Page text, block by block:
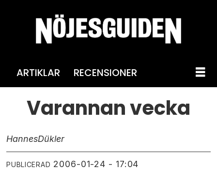
ARTIKLAR RECENSIONER
Varannan vecka
HannesDükler
PUBLICERAD 2006-01-24 - 17:04